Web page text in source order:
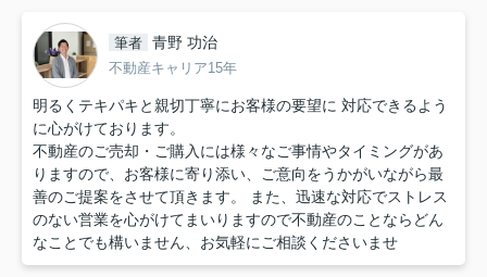
筆者 青野 功治
不動産キャリア15年
明るくテキパキと親切丁寧にお客様の要望に 対応できるよう
に心がけております。
不動産のご売却・ご購入には様々なご事情やタイミングがあ
りますので、お客様に寄り添い、ご意向をうかがいながら最
善のご提案をさせて頂きます。 また、迅速な対応でストレス
のない営業を心がけてまいりますので不動産のことならどん
なことでも構いません、お気軽にご相談くださいませ